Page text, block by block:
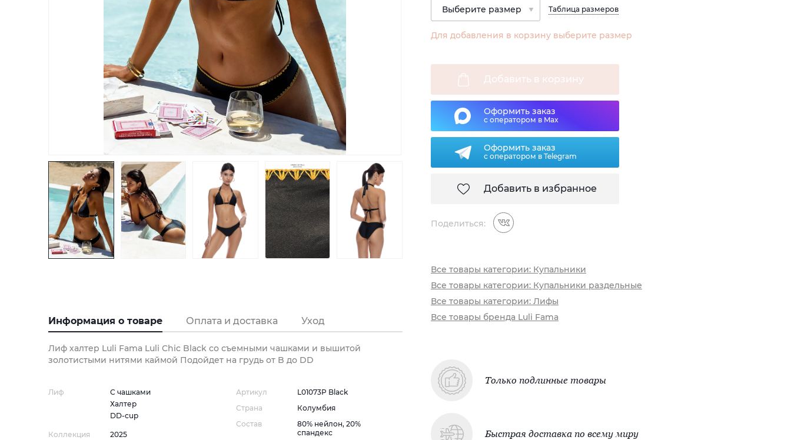
Информация о товаре Оплата и доставка Уход
Лиф халтер Luli Fama Luli Chic Black со съемными чашками и вышитой
золотистыми нитями каймой Подойдет на грудь от B до DD
Лиф
С чашками
Халтер
DD-cup
Коллекция 2025
Артикул
L01073P Black
Страна
Колумбия
Состав
80% нейлон, 20%
спандекс
Таблица размеров
Для добавления в корзину выберите размер
Добавить в корзину
Оформить заказ
с оператором в Max
Оформить заказ
с оператором в Telegram
Добавить в избранное
Поделиться:
Все товары категории: Купальники
Все товары категории: Купальники раздельные
Все товары категории: Лифы
Все товары бренда Luli Fama
Только подлинные товары
Быстрая доставка по всему миру